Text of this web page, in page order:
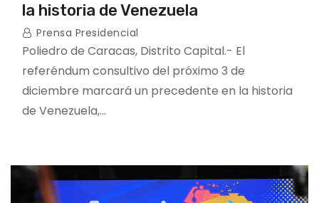
la historia de Venezuela
Prensa Presidencial
Poliedro de Caracas, Distrito Capital.- El
referéndum consultivo del próximo 3 de
diciembre marcará un precedente en la historia
de Venezuela,…